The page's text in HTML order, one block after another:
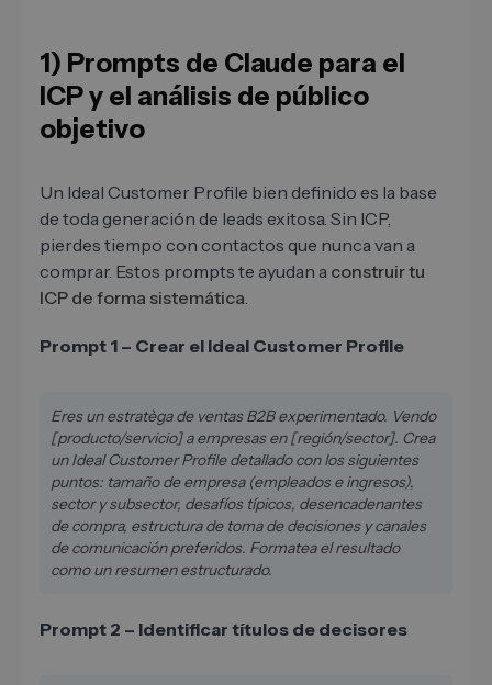
1) Prompts de Claude para el
ICP y el análisis de público
objetivo
Un Ideal Customer Profile bien definido es la base
de toda generación de leads exitosa. Sin ICP,
pierdes tiempo con contactos que nunca van a
comprar. Estos prompts te ayudan a construir tu
ICP de forma sistemática
Prompt 1 – Crear el Ideal Customer Profile
Eres un estratèga de ventas B2B experimentado. Vendo
[producto/servicio] a empresas en [región/sector]. Crea
un Ideal Customer Profile detallado con los siguientes
puntos: tamaño de empresa (empleados e ingresos),
sector y subsector, desafíos típicos, desencadenantes
de compra, estructura de toma de decisiones y canales
de comunicación preferidos. Formatea el resultado
como un resumen estructurado.
Prompt 2 – Identificar títulos de decisores